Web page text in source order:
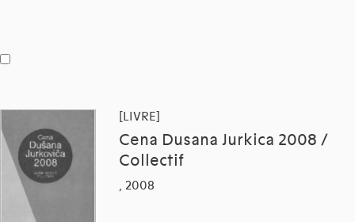
[LIVRE]
Cena Dusana Jurkica 2008 /
Collectif
, 2008